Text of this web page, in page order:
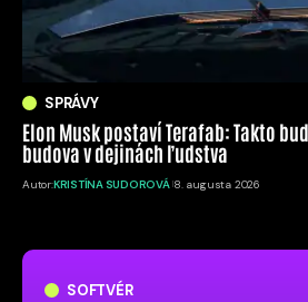
SOFTVÉR
SPRÁVY
Elon Musk postaví Terafab: Takto
budova v dejinách ľudstva
Autor:KRISTÍNA SUDOROVÁ 8. augusta 2026